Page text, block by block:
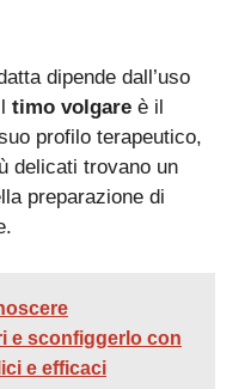
dipende dall’uso
timo volgare è il
profilo terapeutico,
delicati trovano un
preparazione di
e sconfiggerlo con
e efficaci